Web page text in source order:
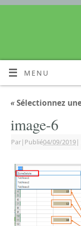
MENU
«Sélectionnez
image-6
Par| Publié04/09/2019|